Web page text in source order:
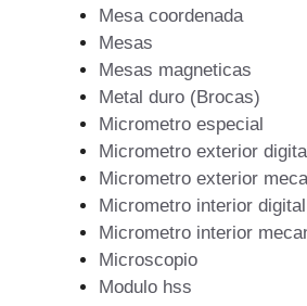
Mesa coordenada
Mesas
Mesas magneticas
Metal duro (Brocas)
Micrometro especial
Micrometro exterior
Micrometro exterior
Micrometro interior digital
Micrometro interior
Microscopio
Modulo hss